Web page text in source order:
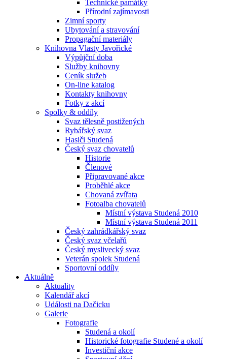
Technické památky
Přírodní zajímavosti
Zimní sporty
Ubytování a stravování
Propagační materiály
Knihovna Vlasty Javořické
Výpůjční doba
Služby knihovny
Ceník služeb
On-line katalog
Kontakty knihovny
Fotky z akcí
Spolky & oddíly
Svaz tělesně postižených
Rybářský svaz
Hasiči Studená
Český svaz chovatelů
Historie
Členové
Připravované akce
Proběhlé akce
Chovaná zvířata
Fotoalba chovatelů
Místní výstava Studená 2010
Místní výstava Studená 2011
Český zahrádkářský svaz
Český svaz včelařů
Český myslivecký svaz
Veterán spolek Studená
Sportovní oddíly
Aktuálně
Aktuality
Kalendář akcí
Události na Dačicku
Galerie
Fotografie
Studená a okolí
Historické fotografie Studené a okolí
Investiční akce